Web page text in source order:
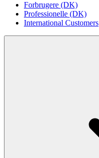
Forbrugere (DK)
Professionelle (DK)
International Customers